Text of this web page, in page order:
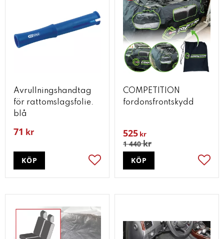
Avrullningshandtag
för rattomslagsfolie.
blå
71 kr
Lägg till i favoriter
KÖP
COMPETITION
fordonsfrontskydd
525 kr
1 440kr
KÖP